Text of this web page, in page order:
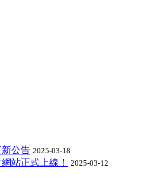
公告 2025-03-18
站正式上線！ 2025-03-12